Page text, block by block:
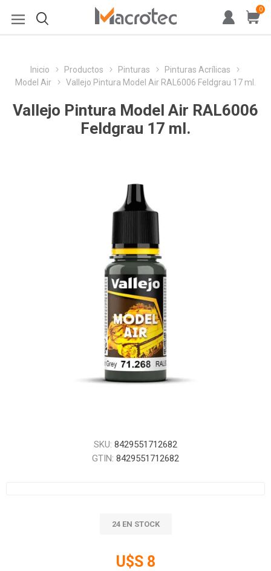
0
Inicio Productos Pinturas
Pinturas Acrílicas
Model Air
Vallejo Pintura Model Air RAL6006 Feldgrau 17 ml.
Vallejo Pintura Model Air RAL6006
Feldgrau 17 ml.
SKU: 8429551712682
GTIN: 8429551712682
24 EN STOCK
U$S 8